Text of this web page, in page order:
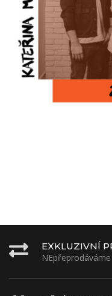
EXKLUZIVNÍ